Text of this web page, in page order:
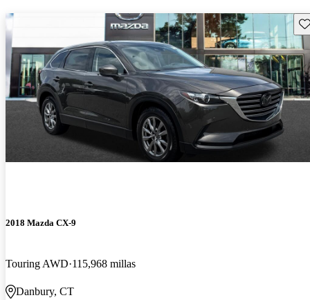
2018 Mazda CX-9
Touring AWD 115,968 millas
Danbury, CT